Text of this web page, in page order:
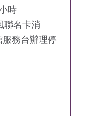
時
聯名卡消
服務台辦理停